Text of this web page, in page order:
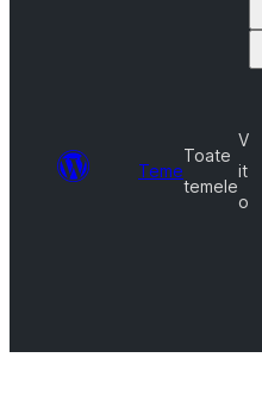
Teme
Toate
temele
V
it
o